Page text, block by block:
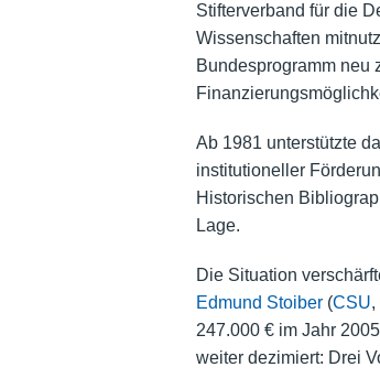
Stifterverband für die
Wissenschaften
Bundesprogramm neu
Ab 1981 unterstützte
institutioneller
Historischen
Lage.
Die Situation
Edmund Stoiber(CSU,
247.000 € im Jahr
weiter dezimiert: Drei